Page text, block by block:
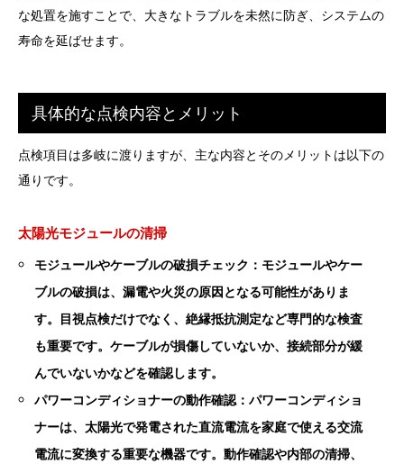
な処置を施すことで、大きなトラブルを未然に防ぎ、システムの
寿命を延ばせます。
具体的な点検内容とメリット
点検項目は多岐に渡りますが、主な内容とそのメリットは以下の
通りです。
太陽光モジュールの清掃
モジュールやケーブルの破損チェック：モジュールやケー
ブルの破損は、漏電や火災の原因となる可能性がありま
す。目視点検だけでなく、絶縁抵抗測定など専門的な検査
も重要です。ケーブルが損傷していないか、接続部分が緩
んでいないかなどを確認します。
パワーコンディショナーの動作確認：パワーコンディショ
ナーは、太陽光で発電された直流電流を家庭で使える交流
電流に変換する重要な機器です。動作確認や内部の清掃、